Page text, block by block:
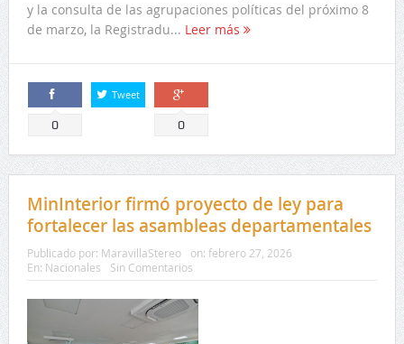
y la consulta de las agrupaciones políticas del próximo 8
de marzo, la Registradu... Leer más
Comparte
0
Tweet
Comparte
0
MinInterior firmó proyecto de ley para
fortalecer las asambleas departamentales
Publicado por: MaravillaStereo on: febrero 27, 2026
En: Nacionales Sin Comentarios